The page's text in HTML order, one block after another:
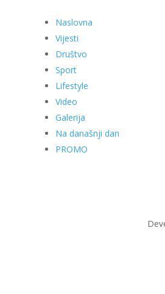
Naslovna
Vijesti
Društvo
Sport
Lifestyle
Video
Galerija
Na današnji dan
PROMO